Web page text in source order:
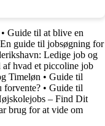
• Guide til at blive en
guide til jobsøgning for
Ledige job og
hvad et piccoline job
Timeløn • Guide til
forvente? • Guide til
– Find Dit
brug for at vide om